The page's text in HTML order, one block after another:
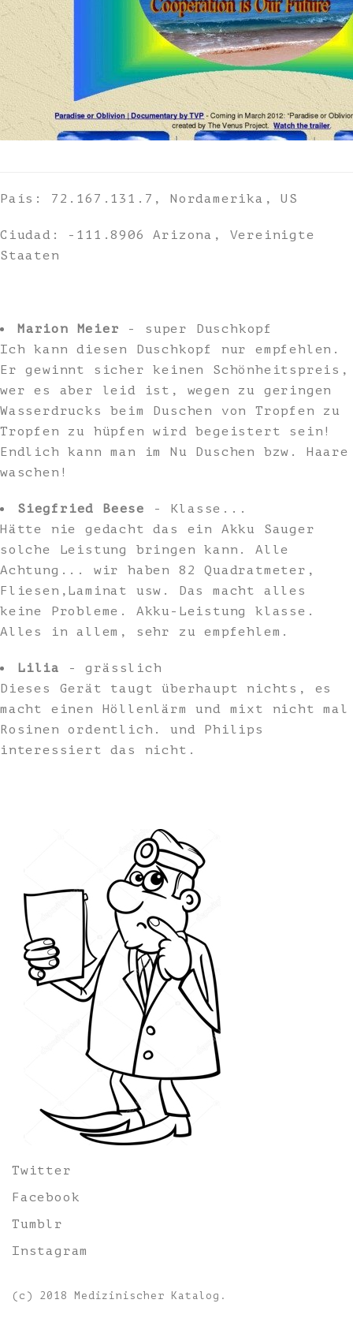
País: 72.167.131.7, Nordamerika, US
Ciudad: -111.8906 Arizona, Vereinigte
Staaten
Marion Meier - super Duschkopf
Ich kann diesen Duschkopf nur empfehlen.
Er gewinnt sicher keinen Schönheitspreis,
wer es aber leid ist, wegen zu geringen
Wasserdrucks beim Duschen von Tropfen zu
Tropfen zu hüpfen wird begeistert sein!
Endlich kann man im Nu Duschen bzw. Haare
waschen!
Siegfried Beese
- Klasse...
Hätte nie gedacht das ein Akku Sauger
solche Leistung bringen kann. Alle
Achtung... wir haben 82 Quadratmeter,
Fliesen,Laminat usw. Das macht alles
keine Probleme. Akku-Leistung klasse.
Alles in allem, sehr zu empfehlem.
Lilia
- grässlich
Dieses Gerät taugt überhaupt nichts, es
macht einen Höllenlärm und mixt nicht mal
Rosinen ordentlich. und Philips
interessiert das nicht.
Twitter
Facebook
Tumblr
Instagram
(c) 2018 Medizinischer Katalog.